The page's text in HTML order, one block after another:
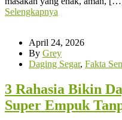
Selengkapnya
April 24, 2026
By Grey
Daging Segar, Fakta
3 Rahasia Bikin
Super Empuk